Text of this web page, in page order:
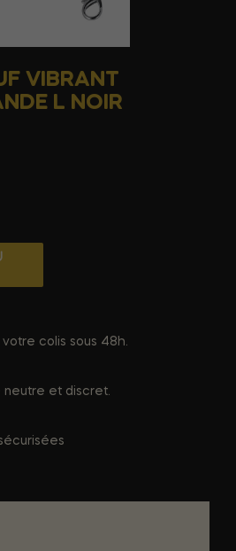
VIBRANT
L NOIR
colis sous 48h.
neutre et discret.